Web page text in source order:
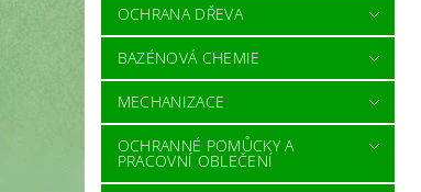
OCHRANA DŘEVA
BAZÉNOVÁ CHEMIE
MECHANIZACE
OCHRANNÉ POMŮCKY A
PRACOVNÍ OBLEČENÍ